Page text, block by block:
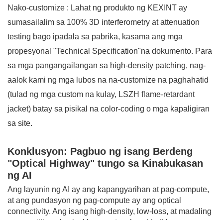
Nako-customize : Lahat ng produkto ng KEXINT ay
sumasailalim sa 100% 3D interferometry at attenuation
testing bago ipadala sa pabrika, kasama ang mga
propesyonal "Technical Specification"na dokumento. Para
sa mga pangangailangan sa high-density patching, nag-
aalok kami ng mga lubos na na-customize na paghahatid
(tulad ng mga custom na kulay, LSZH flame-retardant
jacket) batay sa pisikal na color-coding o mga kapaligiran
sa site.
Konklusyon: Pagbuo ng isang Berdeng
"Optical Highway" tungo sa Kinabukasan
ng AI
Ang layunin ng AI ay ang kapangyarihan at pag-compute,
at ang pundasyon ng pag-compute ay ang optical
connectivity. Ang isang high-density, low-loss, at madaling